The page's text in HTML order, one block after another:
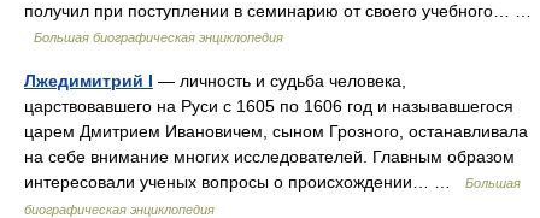
получил при поступлении в семинарию от своего учебного… …
Большая биографическая энциклопедия
Лжедимитрий І — личность и судьба человека,
царствовавшего на Руси с 1605 по 1606 год и называвшегося
царем Дмитрием Ивановичем, сыном Грозного, останавливала
на себе внимание многих исследователей. Главным образом
интересовали ученых вопросы о происхождении… …
Большая
биографическая энциклопедия